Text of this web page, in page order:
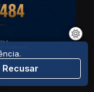
Recusar